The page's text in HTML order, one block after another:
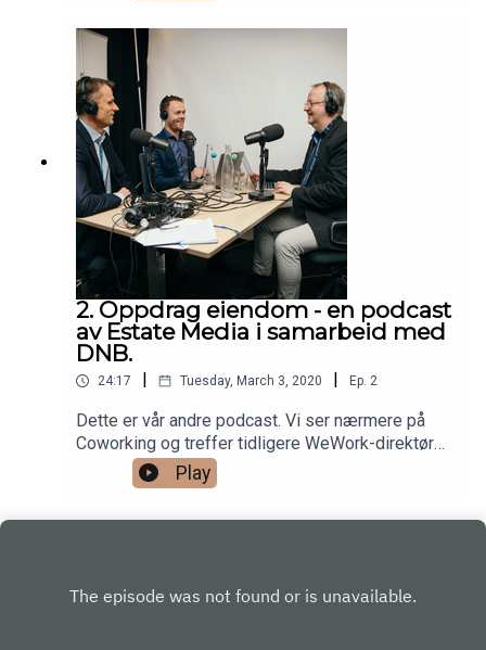
Eiendoms leder Otto Groth.
2. Oppdrag eiendom - en podcast
av Estate Media i samarbeid med
DNB.
24:17 | Tuesday, March 3, 2020 | Ep. 2
Dette er vår andre podcast. Vi ser nærmere på
Coworking og treffer tidligere WeWork-direktør
Henrik Taubøll, Gjermund Aadland fra House of
Business og Mona Ingebrigtsen i Oslo Areal.
Play